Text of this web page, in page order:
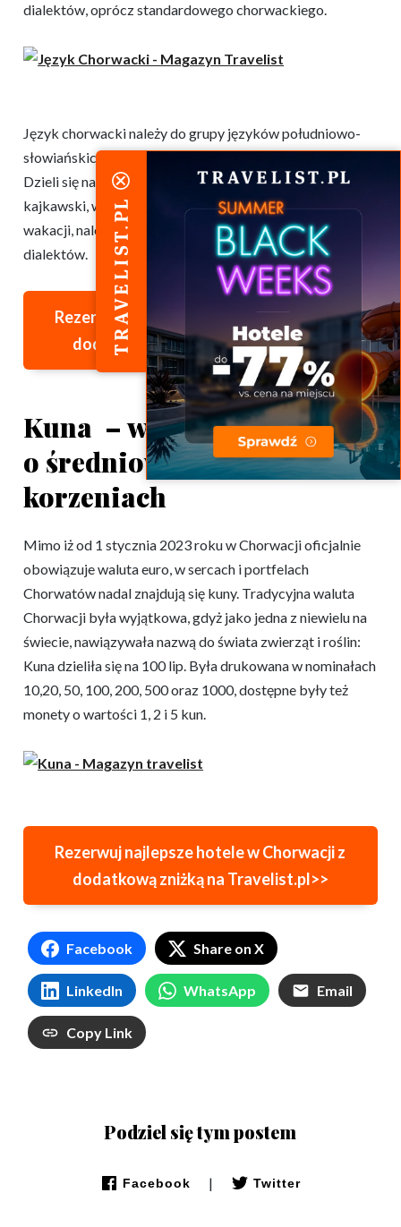
dialektów, oprócz standardowego chorwackiego.
Język chorwacki należy do grupy języków południowo-
słowiańskich, jednak wcale nie jest taki prosty do nauki.
Dzieli się na trzy dialekty: sztokawski, czakawski i
kajkawski, więc jeśli chcecie się porozumiewać podczas
wakacji, nalepiej uczyć się równolegle tych trzech
dialektów.
Rezerwuj najlepsze hotele w Chorwacji z
dodatkową zniżką na Travelist.pl>>
Kuna – waluta Chorwacji
o średniowiecznych
korzeniach
Mimo iż od 1 stycznia 2023 roku w Chorwacji oficjalnie
obowiązuje waluta euro, w sercach i portfelach
Chorwatów nadal znajdują się kuny. Tradycyjna waluta
Chorwacji była wyjątkowa, gdyż jako jedna z niewielu na
świecie, nawiązywała nazwą do świata zwierząt i roślin:
Kuna dzieliła się na 100 lip. Była drukowana w nominałach
10,20, 50, 100, 200, 500 oraz 1000, dostępne były też
monety o wartości 1, 2 i 5 kun.
Rezerwuj najlepsze hotele w Chorwacji z
dodatkową zniżką na Travelist.pl>>
Facebook Share on X
LinkedIn WhatsApp Email
Copy Link
Podziel się tym postem
Facebook | Twitter